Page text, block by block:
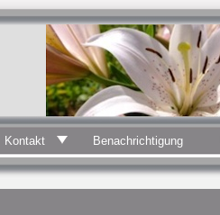
Kontakt Benachrichtigung